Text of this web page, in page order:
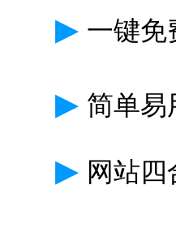
▶ 一键免
▶ 简单易
▶ 网站四